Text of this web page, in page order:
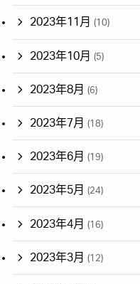
2023年11月 (10)
2023年10月 (5)
2023年8月 (6)
2023年7月 (18)
2023年6月 (19)
2023年5月 (24)
2023年4月 (16)
2023年3月 (12)